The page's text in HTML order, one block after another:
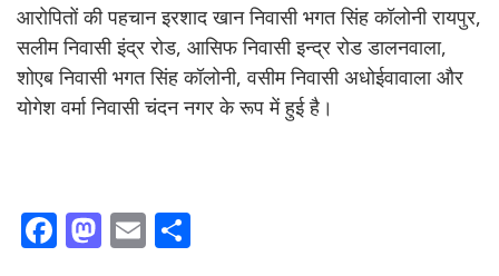
आरोपितों की पहचान इरशाद खान निवासी भगत सिंह कॉलोनी रायपुर,
सलीम निवासी इंद्र रोड, आसिफ निवासी इन्द्र रोड डालनवाला,
शोएब निवासी भगत सिंह कॉलोनी, वसीम निवासी अधोईवावाला और
योगेश वर्मा निवासी चंदन नगर के रूप में हुई है।
F M E